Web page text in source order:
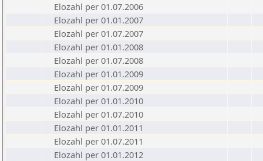
Elozahl per 01.07.2006
Elozahl per 01.01.2007
Elozahl per 01.07.2007
Elozahl per 01.01.2008
Elozahl per 01.07.2008
Elozahl per 01.01.2009
Elozahl per 01.07.2009
Elozahl per 01.01.2010
Elozahl per 01.07.2010
Elozahl per 01.01.2011
Elozahl per 01.07.2011
Elozahl per 01.01.2012